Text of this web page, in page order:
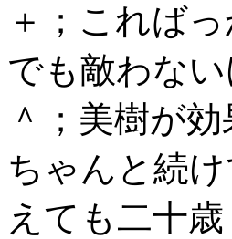
＋；これば
でも敵わな
＾；美樹が
ちゃんと続
えても二十